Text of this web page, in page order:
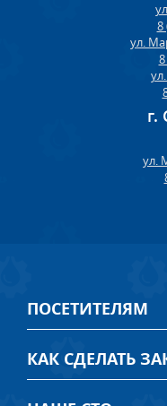
8
ул.
г.
ул.
ПОСЕТИТЕЛЯМ
КАК СДЕЛАТЬ